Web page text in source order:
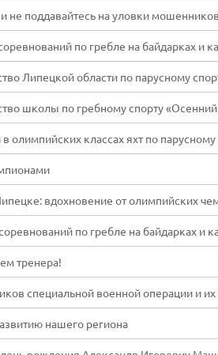
не поддавайтесь на уловки
по гребле на байдарках и
Липецкой области по парусному
школы по гребному спорту
олимпийских классах яхт по парусному
вдохновение от олимпийских
по гребле на байдарках и
тренера!
специальной военной операции и
нашего региона